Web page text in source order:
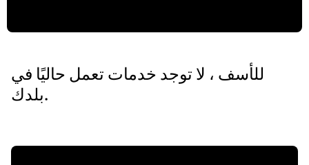
للأسف ، لا توجد خدمات تعمل حاليًا في
بلدك.